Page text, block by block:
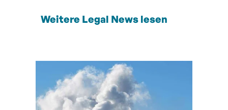
Weitere Legal News lesen